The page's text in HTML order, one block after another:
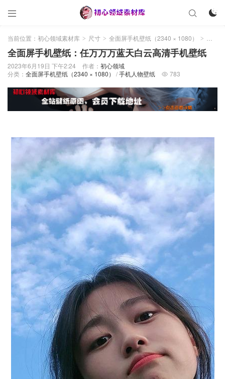
 

当前位置： 初心领域素材库 > 尺寸 > 全面屏手机壁纸（2340 × 1080） >
全面屏手机壁纸：任万万万蓝天白云高清手机壁纸
2023年6月19日 下午2:24 作者： 初心领域
分类： 全面屏手机壁纸（2340 × 1080） /手机人物壁纸  783